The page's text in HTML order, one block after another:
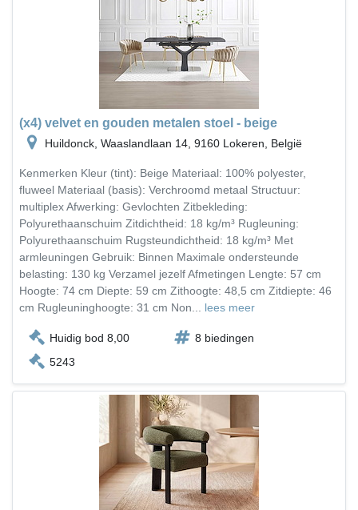
(x4) velvet en gouden metalen stoel - beige
Huildonck, Waaslandlaan 14, 9160 Lokeren, België
Kenmerken Kleur (tint): Beige Materiaal: 100% polyester,
fluweel Materiaal (basis): Verchroomd metaal Structuur:
multiplex Afwerking: Gevlochten Zitbekleding:
Polyurethaanschuim Zitdichtheid: 18 kg/m³ Rugleuning:
Polyurethaanschuim Rugsteundichtheid: 18 kg/m³ Met
armleuningen Gebruik: Binnen Maximale ondersteunde
belasting: 130 kg Verzamel jezelf Afmetingen Lengte: 57 cm
Hoogte: 74 cm Diepte: 59 cm Zithoogte: 48,5 cm Zitdiepte: 46
cm Rugleuninghoogte: 31 cm Non... lees meer
Huidig bod 8,00
8 biedingen
5243